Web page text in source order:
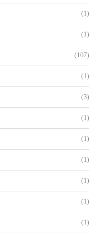
(1)
(1)
(107)
(1)
(3)
(1)
(1)
(1)
(1)
(1)
(1)